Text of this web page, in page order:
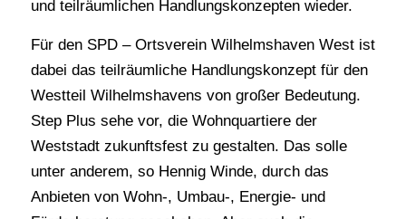
und teilräumlichen Handlungskonzepten wieder.
Für den SPD – Ortsverein Wilhelmshaven West ist
dabei das teilräumliche Handlungskonzept für den
Westteil Wilhelmshavens von großer Bedeutung.
Step Plus sehe vor, die Wohnquartiere der
Weststadt zukunftsfest zu gestalten. Das solle
unter anderem, so Hennig Winde, durch das
Anbieten von Wohn-, Umbau-, Energie- und